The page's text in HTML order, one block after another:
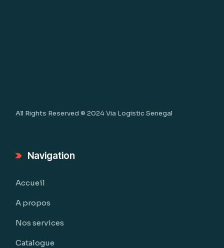
All Rights Reserved © 2024Via Logistic Senegal
Navigation
Accueil
A propos
Nos services
Catalogue